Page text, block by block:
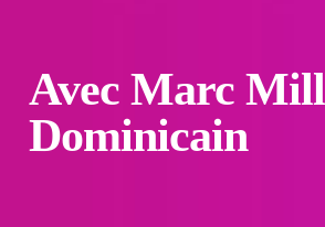
Avec Marc
Dominicain